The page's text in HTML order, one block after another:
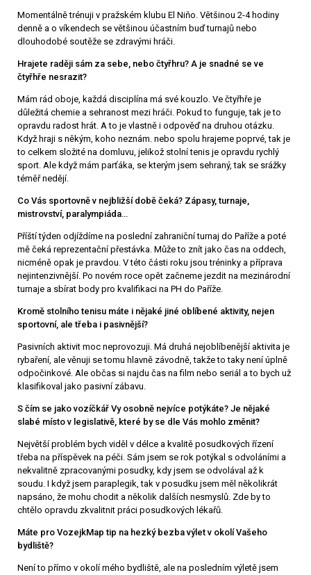
Momentálně trénuji v pražském klubu El Niňo. Většinou 2-4 hodiny
denně a o víkendech se většinou účastním buď turnajů nebo
dlouhodobé soutěže se zdravými hráči.
Hrajete raději sám za sebe, nebo čtyřhru? A je snadné se ve
čtyřhře nesrazit?
Mám rád oboje, každá disciplína má své kouzlo. Ve čtyřhře je
důležitá chemie a sehranost mezi hráči. Pokud to funguje, tak je to
opravdu radost hrát. A to je vlastně i odpověď na druhou otázku.
Když hraji s někým, koho neznám. nebo spolu hrajeme poprvé, tak je
to celkem složité na domluvu, jelikož stolní tenis je opravdu rychlý
sport. Ale když mám parťáka, se kterým jsem sehraný, tak se srážky
téměř nedějí.
Co Vás sportovně v nejbližší době čeká? Zápasy, turnaje,
mistrovství, paralympiáda…
Příští týden odjíždíme na poslední zahraniční turnaj do Paříže a poté
mě čeká reprezentační přestávka. Může to znít jako čas na oddech,
nicméně opak je pravdou. V této části roku jsou tréninky a příprava
nejintenzivnější. Po novém roce opět začneme jezdit na mezinárodní
turnaje a sbírat body pro kvalifikaci na PH do Paříže.
Kromě stolního tenisu máte i nějaké jiné oblíbené aktivity, nejen
sportovní, ale třeba i pasivnější?
Pasivních aktivit moc neprovozuji. Má druhá nejoblíbenější aktivita je
rybaření, ale věnuji se tomu hlavně závodně, takže to taky není úplně
odpočinkové. Ale občas si najdu čas na film nebo seriál a to bych už
klasifikoval jako pasivní zábavu.
S čím se jako vozíčkář Vy osobně nejvíce potýkáte? Je nějaké
slabé místo v legislativě, které by se dle Vás mohlo změnit?
Největší problém bych viděl v délce a kvalitě posudkových řízení
třeba na příspěvek na péči. Sám jsem se rok potýkal s odvoláními a
nekvalitně zpracovanými posudky, kdy jsem se odvolával až k
soudu. I když jsem paraplegik, tak v posudku jsem měl několikrát
napsáno, že mohu chodit a několik dalších nesmyslů. Zde by to
chtělo opravdu zkvalitnit práci posudkových lékařů.
Máte pro VozejkMap tip na hezký bezba výlet v okolí Vašeho
bydliště?
Není to přímo v okolí mého bydliště, ale na posledním výletě jsem